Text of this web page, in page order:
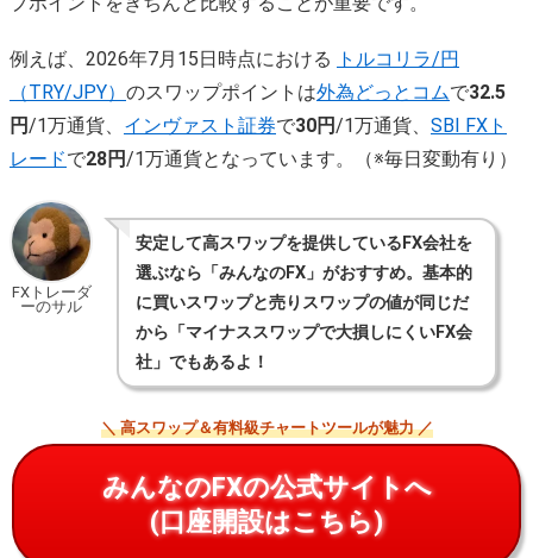
例えば、2026年7月15日時点における
トルコリラ/円
（TRY/JPY） のスワップポイントは外為どっとコムで32.5
円/1万通貨、 インヴァスト証券で30円/1万通貨、 SBI FXト
レードで28円/1万通貨となっています。（※毎日変動有り）
FXトレーダ
ーのサル
安定して高スワップを提供しているFX会社を
選ぶなら「みんなのFX」がおすすめ。基本的
に買いスワップと売りスワップの値が同じだ
から「マイナススワップで大損しにくいFX会
社」でもあるよ！
＼ 高スワップ＆有料級チャートツールが魅力 ／
みんなのFXの公式サイトへ
(口座開設はこちら)